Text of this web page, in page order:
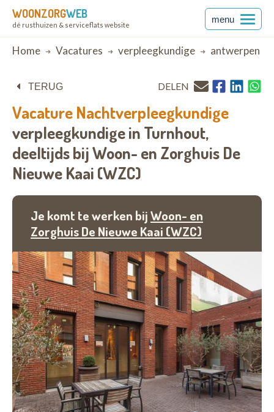
WOONZORGWEB
dé rusthuizen & serviceflats website
menu
Breadcrumb
Home Vacatures verpleegkundige antwerpen
TERUG DELEN
Vacature Nachtverpleegkundige
verpleegkundige in Turnhout,
deeltijds bijWoon- en Zorghuis De
Nieuwe Kaai (WZC)
Je komt te werken bijWoon- en
Zorghuis De Nieuwe Kaai (WZC)